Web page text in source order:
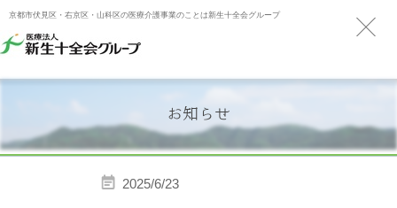
京都市伏見区・右京区・山科区の医療介護事業のことは新生十全会グループ
お知らせ
2025/6/23